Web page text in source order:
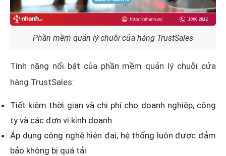
Phần mềm quản lý chuỗi cửa hàng TrustSales
Tính năng nổi bật của phần mềm quản lý chuỗi cửa
hàng TrustSales:
Tiết kiệm thời gian và chi phí cho doanh nghiệp, công
ty và các đơn vị kinh doanh
Áp dụng công nghệ hiện đại, hệ thống luôn được đảm
bảo không bị quá tải